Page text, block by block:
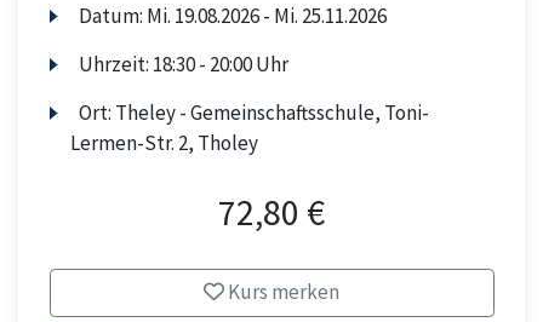
Datum: Mi. 19.08.2026 - Mi. 25.11.2026
Uhrzeit: 18:30 - 20:00 Uhr
Ort: Theley - Gemeinschaftsschule, Toni-
Lermen-Str. 2, Tholey
72,80 €
Kurs merken